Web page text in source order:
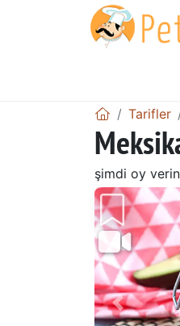
Tarifler
şimdi oy verin
Önceki